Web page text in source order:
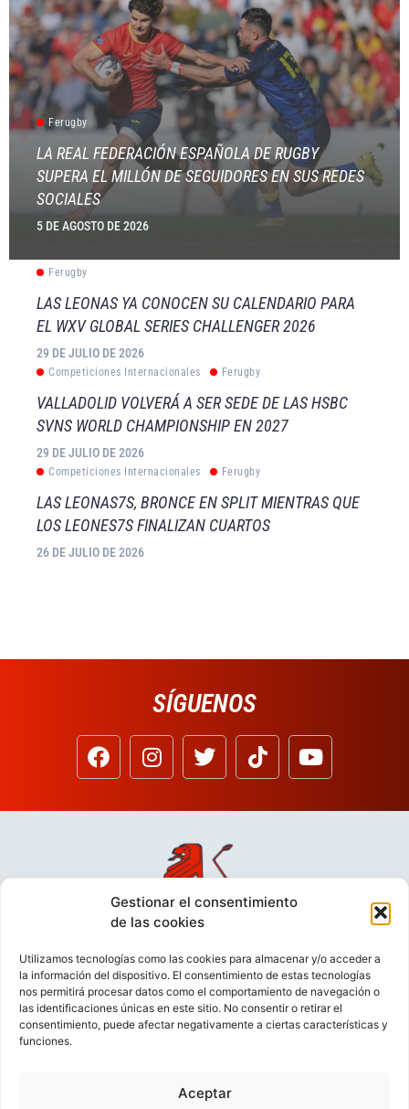
Gestionar el consentimiento
de las cookies
Utilizamos tecnologías como las cookies para almacenar y/o acceder a
la información del dispositivo. El consentimiento de estas tecnologías
nos permitirá procesar datos como el comportamiento de navegación o
las identificaciones únicas en este sitio. No consentir o retirar el
consentimiento, puede afectar negativamente a ciertas características y
funciones.
Aceptar
Ferugby
LA REAL FEDERACIÓN ESPAÑOLA DE RUGBY
SUPERA EL MILLÓN DE SEGUIDORES EN SUS REDES
SOCIALES
5 DE AGOSTO DE 2026
Ferugby
LAS LEONAS YA CONOCEN SU CALENDARIO PARA
EL WXV GLOBAL SERIES CHALLENGER 2026
29 DE JULIO DE 2026
Competiciones Internacionales Ferugby
VALLADOLID VOLVERÁ A SER SEDE DE LAS HSBC
SVNS WORLD CHAMPIONSHIP EN 2027
29 DE JULIO DE 2026
Competiciones Internacionales Ferugby
LAS LEONAS7S, BRONCE EN SPLIT MIENTRAS QUE
LOS LEONES7S FINALIZAN CUARTOS
26 DE JULIO DE 2026
SÍGUENOS